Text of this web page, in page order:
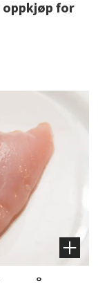
oppkjøp for